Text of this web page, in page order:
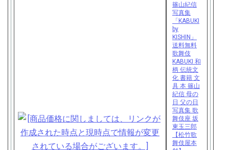
篠山紀信
写真集
「KABUKI
by
KISHIN」
送料無料
歌舞伎
KABUKI 和
柄 伝統文
化 書籍 文
具 本 篠山
紀信 母の
日 父の日
写真集 歌
舞伎座 坂
東玉三郎
【松竹歌
舞伎屋本